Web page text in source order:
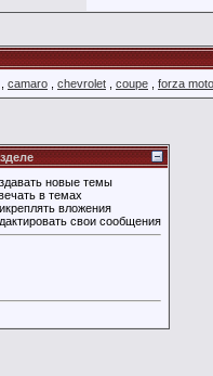
camaro chevrolet coupe forza
новые темы
в темах
вложения
свои сообщения